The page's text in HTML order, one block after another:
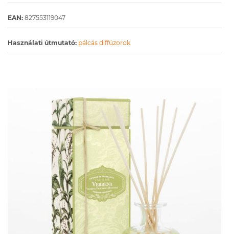
EAN: 827553119047
Használati útmutató: pálcás diffúzorok